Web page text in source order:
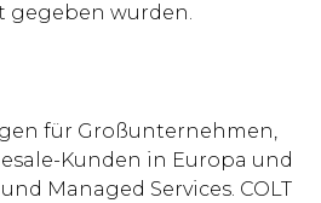
gegeben wurden.
für Großunternehmen,
Kunden in Europa und
Managed Services. COLT